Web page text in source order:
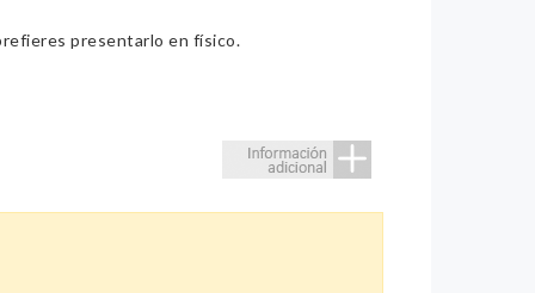
presentarlo en físico.